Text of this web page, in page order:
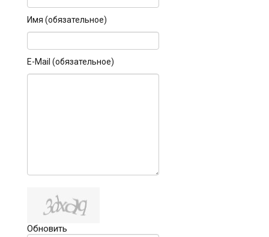
Имя (обязательное)
E-Mail (обязательное)
Обновить